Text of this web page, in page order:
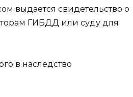
выдается свидетельство о
ГИБДД или суду для